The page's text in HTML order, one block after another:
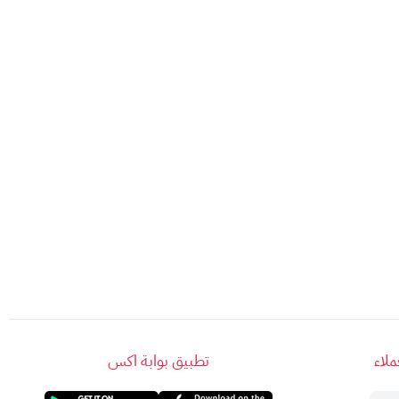
تطبيق بوابة اكس